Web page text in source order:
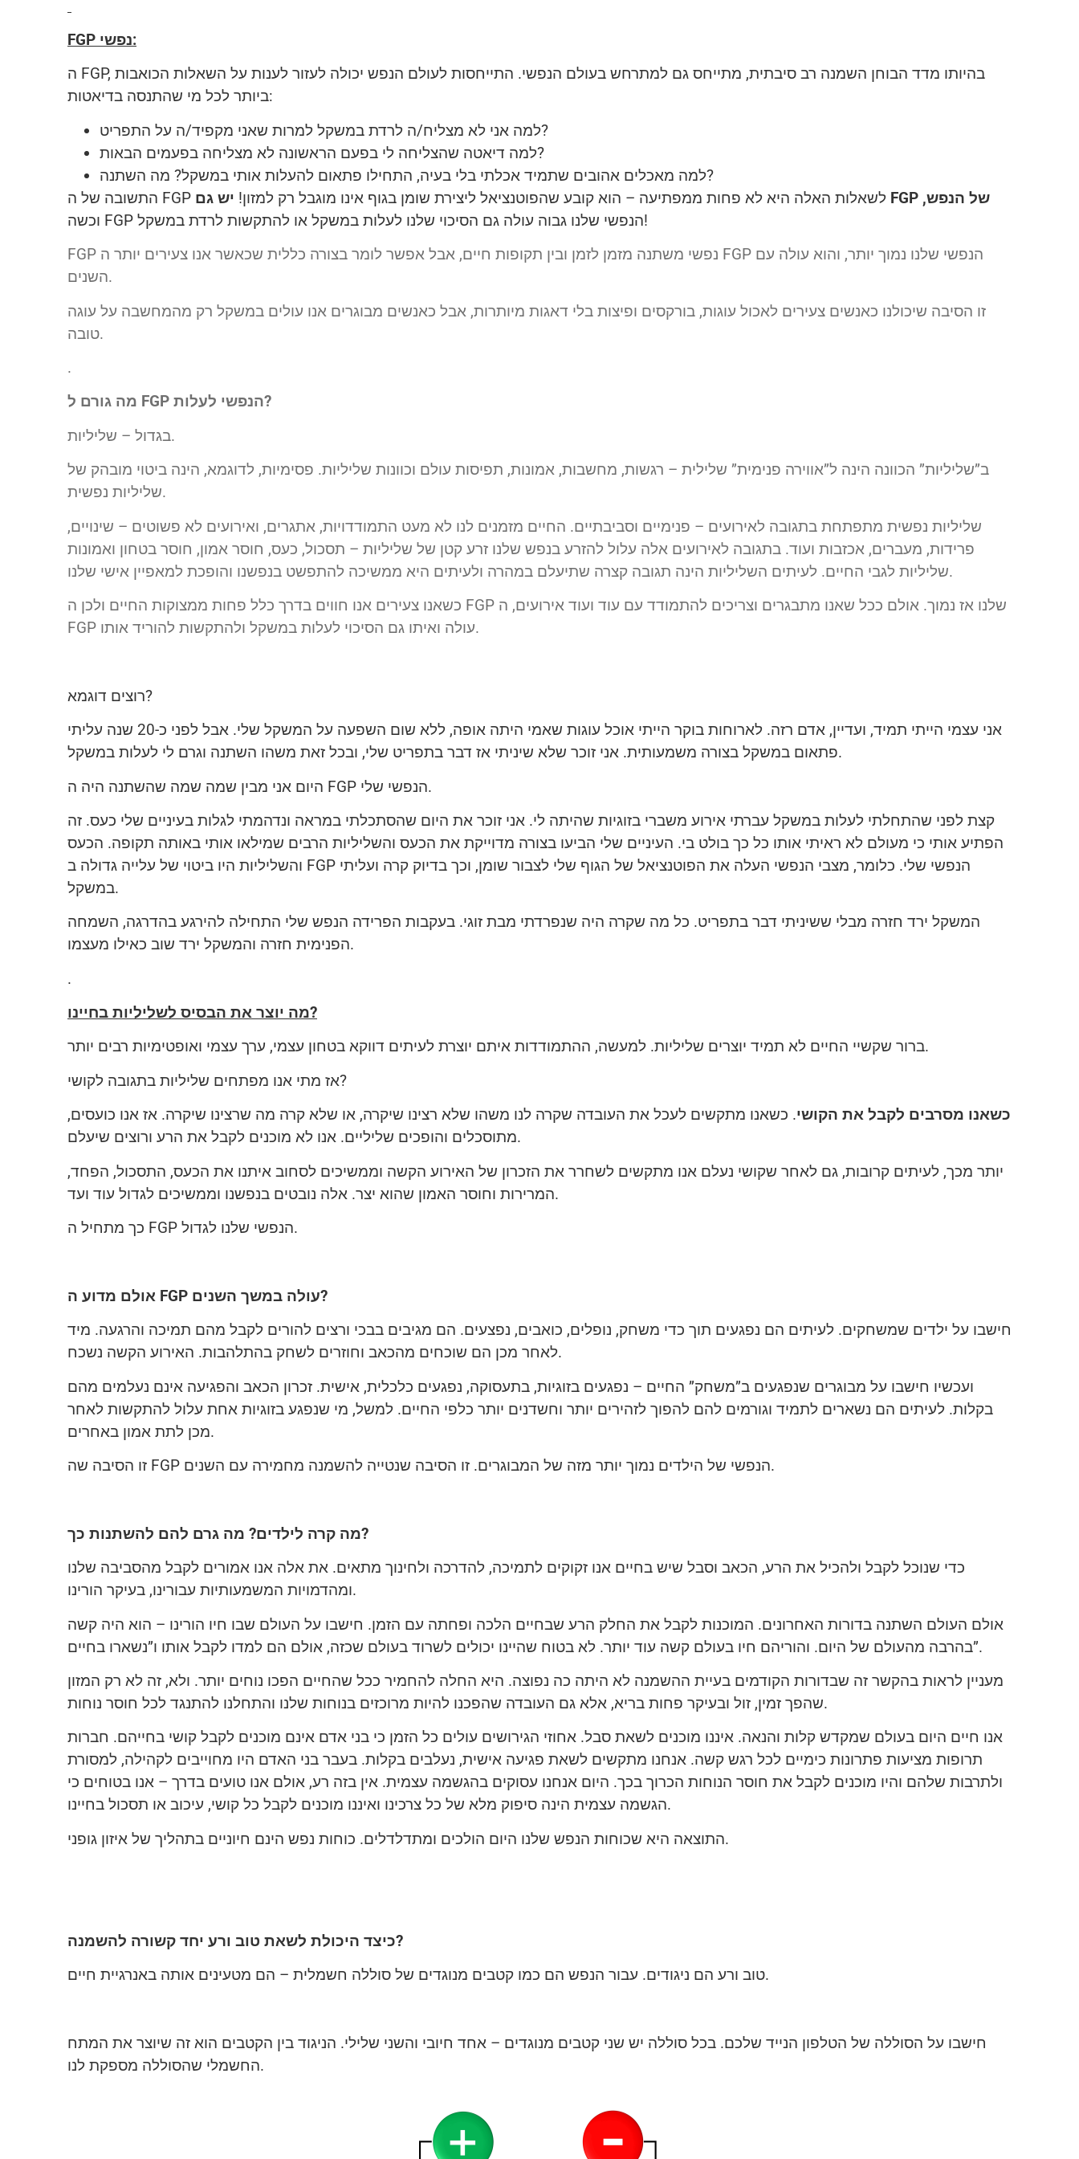
FGP נפשי:
ה FGP, בהיותו מדד הבוחן השמנה רב סיבתית, מתייחס גם למתרחש בעולם הנפשי. התייחסות לעולם הנפש יכולה לעזור לענות על השאלות הכואבות
ביותר לכל מי שהתנסה בדיאטות:
למה אני לא מצליח/ה לרדת במשקל למרות שאני מקפיד/ה על התפריט?
למה דיאטה שהצליחה לי בפעם הראשונה לא מצליחה בפעמים הבאות?
למה מאכלים אהובים שתמיד אכלתי בלי בעיה, התחילו פתאום להעלות אותי במשקל? מה השתנה?
התשובה של ה FGP לשאלות האלה היא לא פחות ממפתיעה – הוא קובע שהפוטנציאל ליצירת שומן בגוף אינו מוגבל רק למזון!
יש גם FGP של הנפש,
וכשה FGP הנפשי שלנו גבוה עולה גם הסיכוי שלנו לעלות במשקל או להתקשות לרדת במשקל!
FGP נפשי משתנה מזמן לזמן ובין תקופות חיים, אבל אפשר לומר בצורה כללית שכאשר אנו צעירים יותר ה FGP הנפשי שלנו נמוך יותר, והוא עולה עם
השנים.
זו הסיבה שיכולנו כאנשים צעירים לאכול עוגות, בורקסים ופיצות בלי דאגות מיותרות, אבל כאנשים מבוגרים אנו עולים במשקל רק מהמחשבה על עוגה
טובה.
.
מה גורם ל FGP הנפשי לעלות?
בגדול – שליליות.
ב”שליליות” הכוונה הינה ל”אווירה פנימית” שלילית – רגשות, מחשבות, אמונות, תפיסות עולם וכוונות שליליות. פסימיות, לדוגמא, הינה ביטוי מובהק של
שליליות נפשית.
שליליות נפשית מתפתחת בתגובה לאירועים – פנימיים וסביבתיים. החיים מזמנים לנו לא מעט התמודדויות, אתגרים, ואירועים לא פשוטים – שינויים,
פרידות, מעברים, אכזבות ועוד. בתגובה לאירועים אלה עלול להזרע בנפש שלנו זרע קטן של שליליות – תסכול, כעס, חוסר אמון, חוסר בטחון ואמונות
שליליות לגבי החיים. לעיתים השליליות הינה תגובה קצרה שתיעלם במהרה ולעיתים היא ממשיכה להתפשט בנפשנו והופכת למאפיין אישי שלנו.
כשאנו צעירים אנו חווים בדרך כלל פחות ממצוקות החיים ולכן ה FGP שלנו אז נמוך. אולם ככל שאנו מתבגרים וצריכים להתמודד עם עוד ועוד אירועים, ה
FGP עולה ואיתו גם הסיכוי לעלות במשקל ולהתקשות להוריד אותו.
רוצים דוגמא?
אני עצמי הייתי תמיד, ועדיין, אדם רזה. לארוחות בוקר הייתי אוכל עוגות שאמי היתה אופה, ללא שום השפעה על המשקל שלי. אבל לפני כ-20 שנה עליתי
פתאום במשקל בצורה משמעותית. אני זוכר שלא שיניתי אז דבר בתפריט שלי, ובכל זאת משהו השתנה וגרם לי לעלות במשקל.
היום אני מבין שמה שמה שהשתנה היה ה FGP הנפשי שלי.
קצת לפני שהתחלתי לעלות במשקל עברתי אירוע משברי בזוגיות שהיתה לי. אני זוכר את היום שהסתכלתי במראה ונדהמתי לגלות בעיניים שלי כעס. זה
הפתיע אותי כי מעולם לא ראיתי אותו כל כך בולט בי. העיניים שלי הביעו בצורה מדוייקת את הכעס והשליליות הרבים שמילאו אותי באותה תקופה. הכעס
והשליליות היו ביטוי של עלייה גדולה ב FGP הנפשי שלי. כלומר, מצבי הנפשי העלה את הפוטנציאל של הגוף שלי לצבור שומן, וכך בדיוק קרה ועליתי
במשקל.
המשקל ירד חזרה מבלי ששיניתי דבר בתפריט. כל מה שקרה היה שנפרדתי מבת זוגי. בעקבות הפרידה הנפש שלי התחילה להירגע בהדרגה, השמחה
הפנימית חזרה והמשקל ירד שוב כאילו מעצמו.
.
מה יוצר את הבסיס לשליליות בחיינו?
ברור שקשיי החיים לא תמיד יוצרים שליליות. למעשה, ההתמודדות איתם יוצרת לעיתים דווקא בטחון עצמי, ערך עצמי ואופטימיות רבים יותר.
אז מתי אנו מפתחים שליליות בתגובה לקושי?
כשאנו מסרבים לקבל את הקושי. כשאנו מתקשים לעכל את העובדה שקרה לנו משהו שלא רצינו שיקרה, או שלא קרה מה שרצינו שיקרה. אז אנו כועסים,
מתוסכלים והופכים שליליים. אנו לא מוכנים לקבל את הרע ורוצים שיעלם.
יותר מכך, לעיתים קרובות, גם לאחר שקושי נעלם אנו מתקשים לשחרר את הזכרון של האירוע הקשה וממשיכים לסחוב איתנו את הכעס, התסכול, הפחד,
המרירות וחוסר האמון שהוא יצר. אלה נובטים בנפשנו וממשיכים לגדול עוד ועד.
כך מתחיל ה FGP הנפשי שלנו לגדול.
אולם מדוע ה FGP עולה במשך השנים?
חישבו על ילדים שמשחקים. לעיתים הם נפגעים תוך כדי משחק, נופלים, כואבים, נפצעים. הם מגיבים בבכי ורצים להורים לקבל מהם תמיכה והרגעה. מיד
לאחר מכן הם שוכחים מהכאב וחוזרים לשחק בהתלהבות. האירוע הקשה נשכח.
ועכשיו חישבו על מבוגרים שנפגעים ב”משחק” החיים – נפגעים בזוגיות, בתעסוקה, נפגעים כלכלית, אישית. זכרון הכאב והפגיעה אינם נעלמים מהם
בקלות. לעיתים הם נשארים לתמיד וגורמים להם להפוך לזהירים יותר וחשדנים יותר כלפי החיים. למשל, מי שנפגע בזוגיות אחת עלול להתקשות לאחר
מכן לתת אמון באחרים.
זו הסיבה שה FGP הנפשי של הילדים נמוך יותר מזה של המבוגרים. זו הסיבה שנטייה להשמנה מחמירה עם השנים.
מה קרה לילדים? מה גרם להם להשתנות כך?
כדי שנוכל לקבל ולהכיל את הרע, הכאב וסבל שיש בחיים אנו זקוקים לתמיכה, להדרכה ולחינוך מתאים. את אלה אנו אמורים לקבל מהסביבה שלנו
ומהדמויות המשמעותיות עבורינו, בעיקר הורינו.
אולם העולם השתנה בדורות האחרונים. המוכנות לקבל את החלק הרע שבחיים הלכה ופחתה עם הזמן. חישבו על העולם שבו חיו הורינו – הוא היה קשה
בהרבה מהעולם של היום. והוריהם חיו בעולם קשה עוד יותר. לא בטוח שהיינו יכולים לשרוד בעולם שכזה, אולם הם למדו לקבל אותו ו”נשארו בחיים”.
מעניין לראות בהקשר זה שבדורות הקודמים בעיית ההשמנה לא היתה כה נפוצה. היא החלה להחמיר ככל שהחיים הפכו נוחים יותר. ולא, זה לא רק המזון
שהפך זמין, זול ובעיקר פחות בריא, אלא גם העובדה שהפכנו להיות מרוכזים בנוחות שלנו והתחלנו להתנגד לכל חוסר נוחות.
אנו חיים היום בעולם שמקדש קלות והנאה. איננו מוכנים לשאת סבל. אחוזי הגירושים עולים כל הזמן כי בני אדם אינם מוכנים לקבל קושי בחייהם. חברות
תרופות מציעות פתרונות כימיים לכל רגש קשה. אנחנו מתקשים לשאת פגיעה אישית, נעלבים בקלות. בעבר בני האדם היו מחוייבים לקהילה, למסורת
ולתרבות שלהם והיו מוכנים לקבל את חוסר הנוחות הכרוך בכך. היום אנחנו עסוקים בהגשמה עצמית. אין בזה רע, אולם אנו טועים בדרך – אנו בטוחים כי
הגשמה עצמית הינה סיפוק מלא של כל צרכינו ואיננו מוכנים לקבל כל קושי, עיכוב או תסכול בחיינו.
התוצאה היא שכוחות הנפש שלנו היום הולכים ומתדלדלים. כוחות נפש הינם חיוניים בתהליך של איזון גופני.
כיצד היכולת לשאת טוב ורע יחד קשורה להשמנה?
טוב ורע הם ניגודים. עבור הנפש הם כמו קטבים מנוגדים של סוללה חשמלית – הם מטעינים אותה באנרגיית חיים.
חישבו על הסוללה של הטלפון הנייד שלכם. בכל סוללה יש שני קטבים מנוגדים – אחד חיובי והשני שלילי. הניגוד בין הקטבים הוא זה שיוצר את המתח
החשמלי שהסוללה מספקת לנו.